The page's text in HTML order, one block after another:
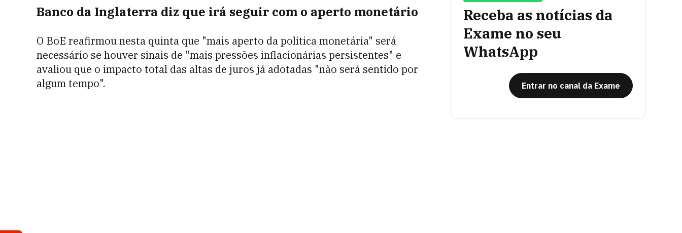
Banco da Inglaterra diz que irá seguir com o aperto monetário
O BoE reafirmou nesta quinta que "mais aperto da política monetária" será
necessário se houver sinais de "mais pressões inflacionárias persistentes" e
avaliou que o impacto total das altas de juros já adotadas "não será sentido por
algum tempo".
Receba as notícias da
Exame no seu
WhatsApp
Entrar no canal da Exame